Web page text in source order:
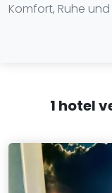
Komfort, Ruhe
1 hotel